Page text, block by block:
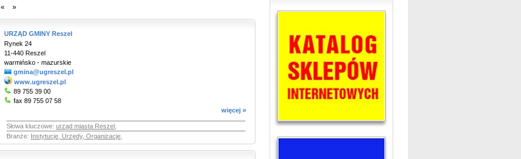
«
»
URZĄD GMINY Reszel
Rynek 24
11-440 Reszel
warmińsko - mazurskie
gmina@ugreszel.pl
www.ugreszel.pl
89 755 39 00
fax 89 755 07 58
więcej »
Słowa kluczowe: urząd miasta Reszel
Branże: Instytucje, Urzędy, Organizacje